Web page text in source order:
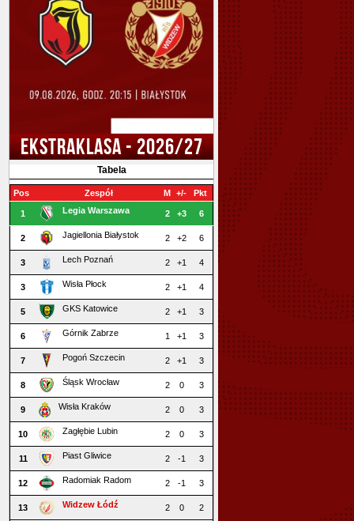
EKSTRAKLASA - 2026/27
Tabela
Pos Zespół M +/- Pkt
1 Legia Warszawa 2 +3 6
2 Jagiellonia Białystok 2 +2 6
3 Lech Poznań 2 +1 4
3 Wisła Płock 2 +1 4
5 GKS Katowice 2 +1 3
6 Górnik Zabrze 1 +1 3
7 Pogoń Szczecin 2 +1 3
8 Śląsk Wrocław 2 0 3
9 Wisła Kraków 2 0 3
10 Zagłębie Lubin 2 0 3
11 Piast Gliwice 2 -1 3
12 Radomiak Radom 2 -1 3
13 Widzew Łódź 2 0 2